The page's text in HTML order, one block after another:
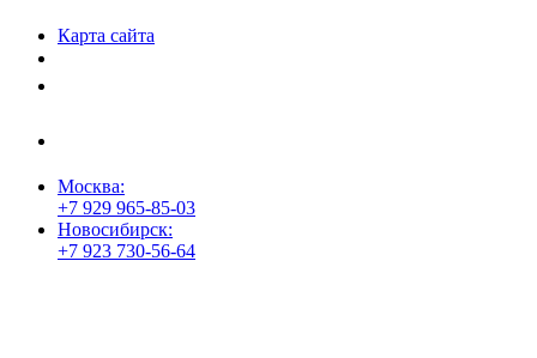
Карта сайта
Москва:
+7 929 965-85-03
Новосибирск:
+7 923 730-56-64